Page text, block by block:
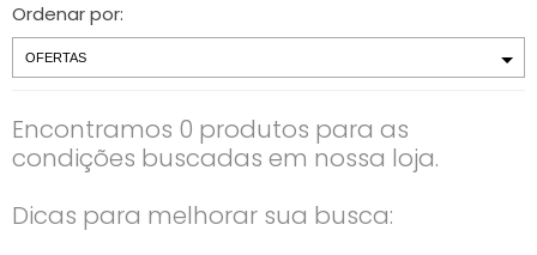
Ordenar por:
Encontramos 0 produtos para as
condições buscadas em nossa loja.
Dicas para melhorar sua busca: